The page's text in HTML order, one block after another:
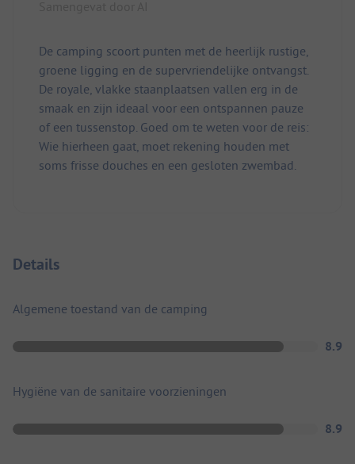
De camping scoort punten met de heerlijk rustige,
groene ligging en de supervriendelijke ontvangst.
De royale, vlakke staanplaatsen vallen erg in de
smaak en zijn ideaal voor een ontspannen pauze
of een tussenstop. Goed om te weten voor de reis:
Wie hierheen gaat, moet rekening houden met
soms frisse douches en een gesloten zwembad.
Details
Algemene toestand van de camping
8.9
Hygiëne van de sanitaire voorzieningen
8.9